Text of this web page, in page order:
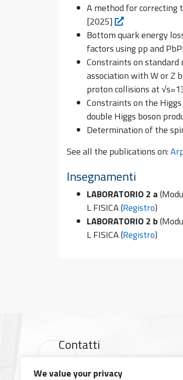
We value your privacy
A method for correcting
[2025]
Bottom quark energy
factors using pp and
Constraints on standard
association with W or Z
proton collisions at
Constraints on the
double Higgs boson
Determination of the
See all the publications on:
Insegnamenti
LABORATORIO 2 a
L FISICA (Registro)
LABORATORIO 2 b
L FISICA (Registro)
Contatti
Mappa Google